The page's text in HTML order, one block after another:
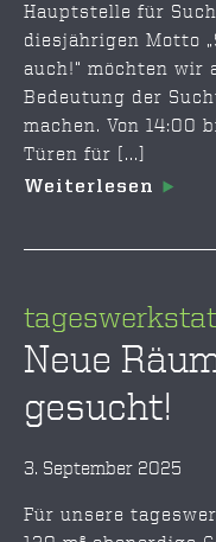
Hauptstelle für
diesjährigen Motto
auch!“ möchten wir
Bedeutung der
machen. Von 14:00
Türen für [...]
Weiterlesen
Neue
gesucht!
3. September 2025
Für unsere